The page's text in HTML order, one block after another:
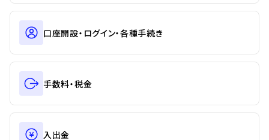
口座開設・ログイン・各種手続き
手数料・税金
入出金